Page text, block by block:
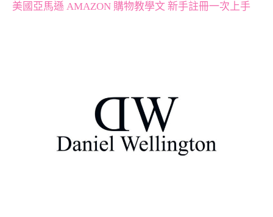
美國亞馬遜 AMAZON 購物教學文 新手註冊一次上手